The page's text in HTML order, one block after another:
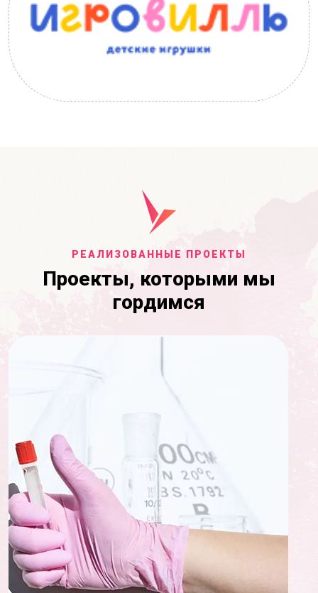
РЕАЛИЗОВАННЫЕ ПРОЕКТЫ
Проекты, которыми мы
гордимся